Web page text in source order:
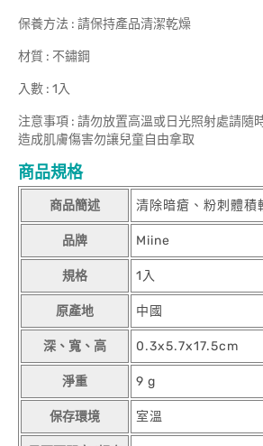
保養方法 : 請保持產品清潔乾燥
材質 : 不鏽鋼
入數 : 1入
注意事項 : 請勿放置高溫或日光照射處請
造成肌膚傷害勿讓兒童自由拿取
商品規格
商品簡述 清除暗瘡、粉刺體積
品牌 Miine
規格 1入
原產地 中國
深、寬、高 0.3x5.7x17.5cm
淨重 9 g
保存環境 室溫